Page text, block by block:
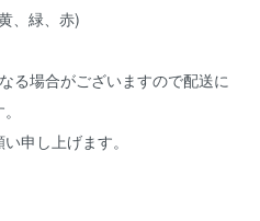
、緑、赤)
る場合がございますので配送に
申し上げます。